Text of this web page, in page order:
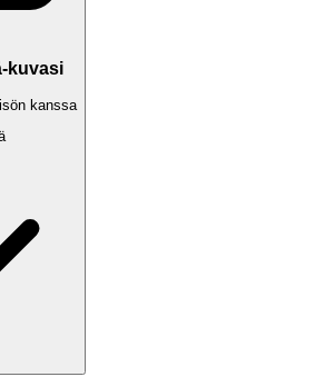
kuvasi
kanssa